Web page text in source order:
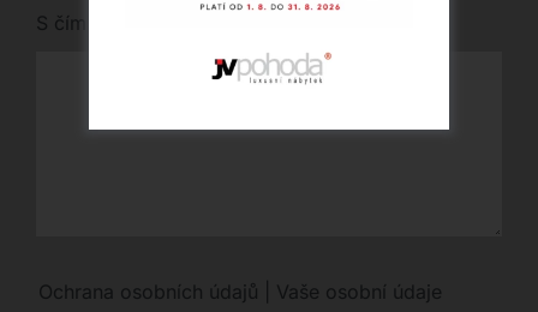
S čím vám můžeme pomoci?
Ochrana osobních údajů | Vaše osobní údaje